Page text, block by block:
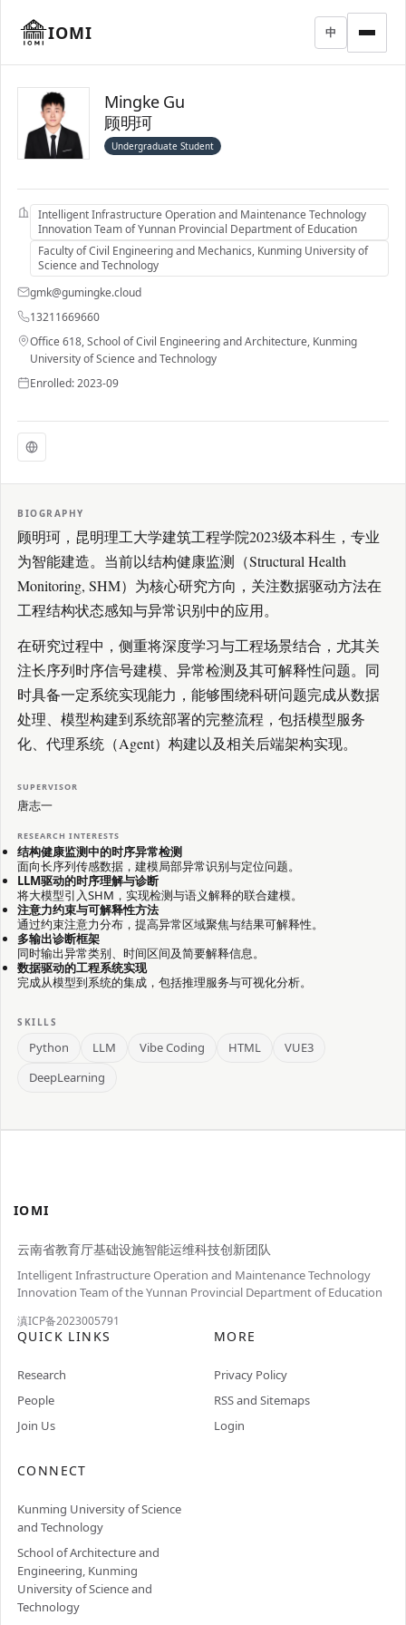
IOMI 中
Mingke Gu
顾明珂
Undergraduate Student
Intelligent Infrastructure Operation and Maintenance Technology
Innovation Team of Yunnan Provincial Department of Education
Faculty of Civil Engineering and Mechanics, Kunming University of
Science and Technology
gmk@gumingke.cloud
13211669660
Office 618, School of Civil Engineering and Architecture, Kunming
University of Science and Technology
Enrolled: 2023-09
BIOGRAPHY
顾明珂，昆明理工大学建筑工程学院2023级本科生，专业
为智能建造。当前以结构健康监测（Structural Health
Monitoring, SHM）为核心研究方向，关注数据驱动方法在
工程结构状态感知与异常识别中的应用。
在研究过程中，侧重将深度学习与工程场景结合，尤其关
注长序列时序信号建模、异常检测及其可解释性问题。同
时具备一定系统实现能力，能够围绕科研问题完成从数据
处理、模型构建到系统部署的完整流程，包括模型服务
化、代理系统（Agent）构建以及相关后端架构实现。
SUPERVISOR
唐志一
RESEARCH INTERESTS
结构健康监测中的时序异常检测
面向长序列传感数据，建模局部异常识别与定位问题。
LLM驱动的时序理解与诊断
将大模型引入SHM，实现检测与语义解释的联合建模。
注意力约束与可解释性方法
通过约束注意力分布，提高异常区域聚焦与结果可解释性。
多输出诊断框架
同时输出异常类别、时间区间及简要解释信息。
数据驱动的工程系统实现
完成从模型到系统的集成，包括推理服务与可视化分析。
SKILLS
Python LLM Vibe Coding HTML
VUE3
DeepLearning
IOMI
云南省教育厅基础设施智能运维科技创新团队
Intelligent Infrastructure Operation and Maintenance Technology
Innovation Team of the Yunnan Provincial Department of Education
滇ICP备2023005791
QUICK LINKS
Research
People
Join Us
MORE
Privacy Policy
RSS and Sitemaps
Login
CONNECT
Kunming University of Science
and Technology
School of Architecture and
Engineering, Kunming
University of Science and
Technology